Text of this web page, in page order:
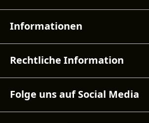
Informationen
Rechtliche Information
Folge uns auf Social Media